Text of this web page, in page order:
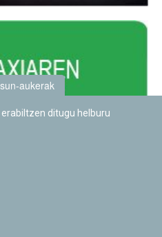
aukerak
ditugu helburu